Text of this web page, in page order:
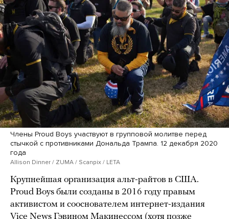
Члены Proud Boys участвуют в групповой молитве перед
стычкой с противниками Дональда Трампа. 12 декабря 2020
года
Allison Dinner / ZUMA / Scanpix / LETA
Крупнейшая организация альт-райтов в США.
Proud Boys были созданы в 2016 году правым
активистом и сооснователем интернет-издания
Vice News Гэвином Макинессом (хотя позже